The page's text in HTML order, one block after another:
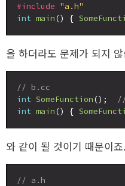
#include "a.h"
int main () {
을 하더라도 문제가 되지
// b.cc
int SomeFunction ();
int main () {
와 같이 될 것이기 때문이
// a.h